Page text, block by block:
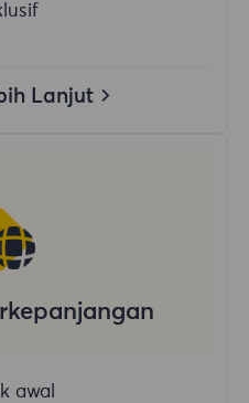
Lanjut
awal